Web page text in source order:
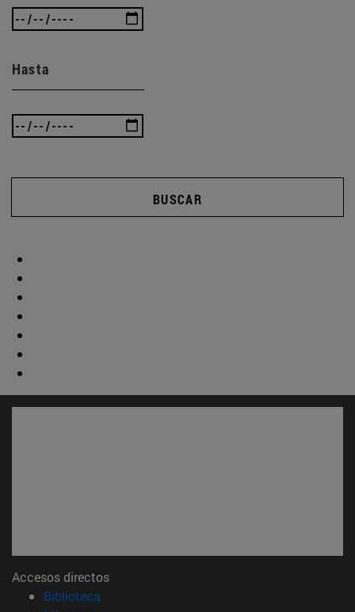
Hasta
BUSCAR
Accesos directos
Biblioteca